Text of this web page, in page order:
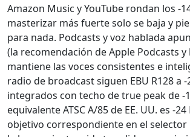
Amazon Music y YouTube rondan los -
masterizar más fuerte solo se baja y
para nada. Podcasts y voz hablada
(la recomendación de Apple Podcasts y
mantiene las voces consistentes e
radio de broadcast siguen EBU R128 a -
integrados con techo de true peak de -
equivalente ATSC A/85 de EE. UU. es -24
objetivo correspondiente en el selector